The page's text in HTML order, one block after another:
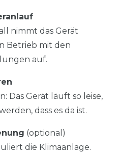
nimmt das Gerät
Betrieb mit den
auf.
Das Gerät läuft so leise,
dass es da ist.
(optional)
die Klimaanlage.